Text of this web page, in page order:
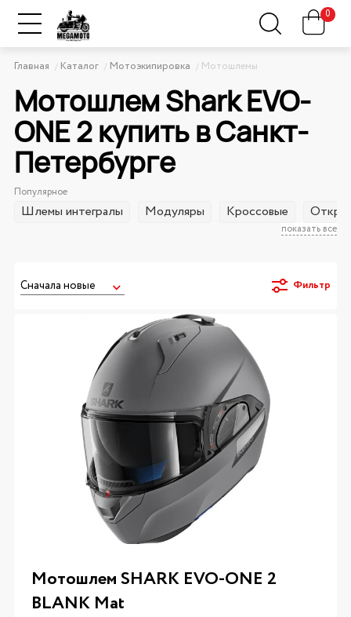
0
Главная Каталог Мотоэкипировка Мотошлемы
Мотошлем Shark EVO-
ONE 2 купить в Санкт-
Петербурге
Популярное
показать все
Шлемы интегралы Модуляры Кроссовые
Фильтр
Мотошлем SHARK EVO-ONE 2
BLANK Mat